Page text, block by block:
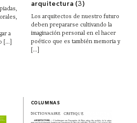
a
[...]
arquitectura (3)
Los arquitectos de nuestro futuro
deben prepararse cultivando la
imaginación personal en el hacer
poético que es también memoria y
[...]
COLUMNAS